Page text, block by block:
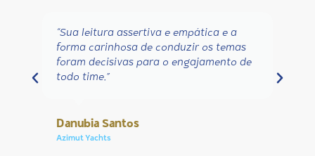
“Certamente me ajudou a entrar em
melhor sintonia com meus colegas. Além
de ter me ajudado a melhorar minha
comunicação de forma mais aberta”
William
Detroit Brasil